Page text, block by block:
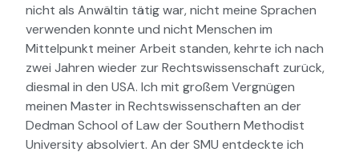
nicht als Anwältin tätig war, nicht meine Sprachen
verwenden konnte und nicht Menschen im
Mittelpunkt meiner Arbeit standen, kehrte ich nach
zwei Jahren wieder zur Rechtswissenschaft zurück,
diesmal in den USA. Ich mit großem Vergnügen
meinen Master in Rechtswissenschaften an der
Dedman School of Law der Southern Methodist
University absolviert. An der SMU entdeckte ich